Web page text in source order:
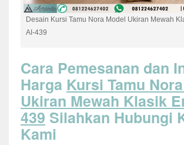
Desain Kursi Tamu Nora Model Ukiran Mewah
AI-439
Cara Pemesanan dan
Harga Kursi Tamu
Ukiran Mewah Klasik
439 Silahkan Hubungi
Kami